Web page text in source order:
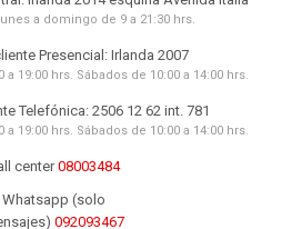
a domingo de 9 a 21:30 hrs.
Presencial: Irlanda 2007
19:00 hrs. Sábados de 10:00 a 14:00 hrs.
Telefónica: 2506 12 62 int. 781
19:00 hrs. Sábados de 10:00 a 14:00 hrs.
center08003484
Whatsapp (solo
092093467